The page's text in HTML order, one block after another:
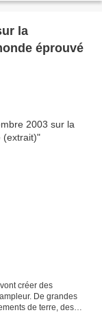
la
éprouvé
créer des
De grandes
de terre, des